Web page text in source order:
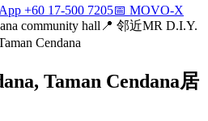
+60 17-500 7205📅 MOVO-X
community hall 📍 邻近MR D.I.Y.
Cendana
Taman Cendana居